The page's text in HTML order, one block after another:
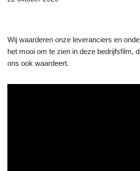
Wij waarderen onze leveranciers en
het mooi om te zien in deze bedrijfsfilm,
ons ook waardeert.